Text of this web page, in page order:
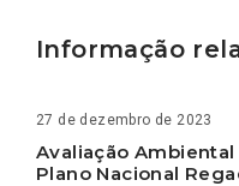
Informação
27 de dezembro de 2023
Avaliação
Plano Nacional